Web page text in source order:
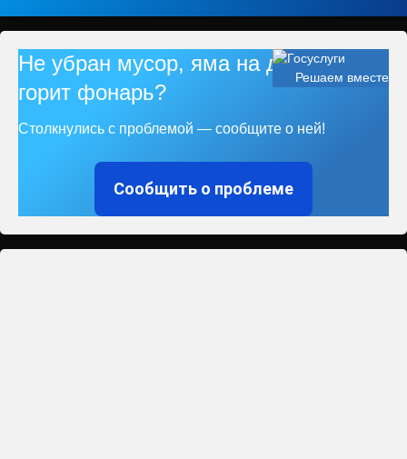
Решаем вместе
Не убран мусор, яма на дороге, не
горит фонарь?
Столкнулись с проблемой — сообщите о ней!
Сообщить о проблеме